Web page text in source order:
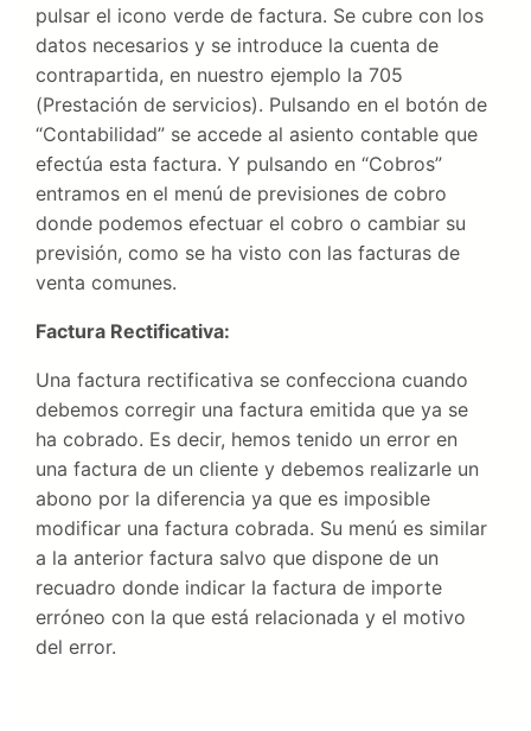
pulsar el icono verde de factura. Se cubre con los
datos necesarios y se introduce la cuenta de
contrapartida, en nuestro ejemplo la 705
(Prestación de servicios). Pulsando en el botón de
“Contabilidad” se accede al asiento contable que
efectúa esta factura. Y pulsando en “Cobros”
entramos en el menú de previsiones de cobro
donde podemos efectuar el cobro o cambiar su
previsión, como se ha visto con las facturas de
venta comunes.
Factura Rectificativa:
Una factura rectificativa se confecciona cuando
debemos corregir una factura emitida que ya se
ha cobrado. Es decir, hemos tenido un error en
una factura de un cliente y debemos realizarle un
abono por la diferencia ya que es imposible
modificar una factura cobrada. Su menú es similar
a la anterior factura salvo que dispone de un
recuadro donde indicar la factura de importe
erróneo con la que está relacionada y el motivo
del error.